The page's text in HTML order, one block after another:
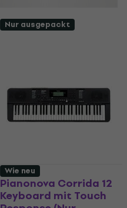
Nur ausgepackt
Pianonova Corrida 12
Keyboard mit Touch
Wie neu